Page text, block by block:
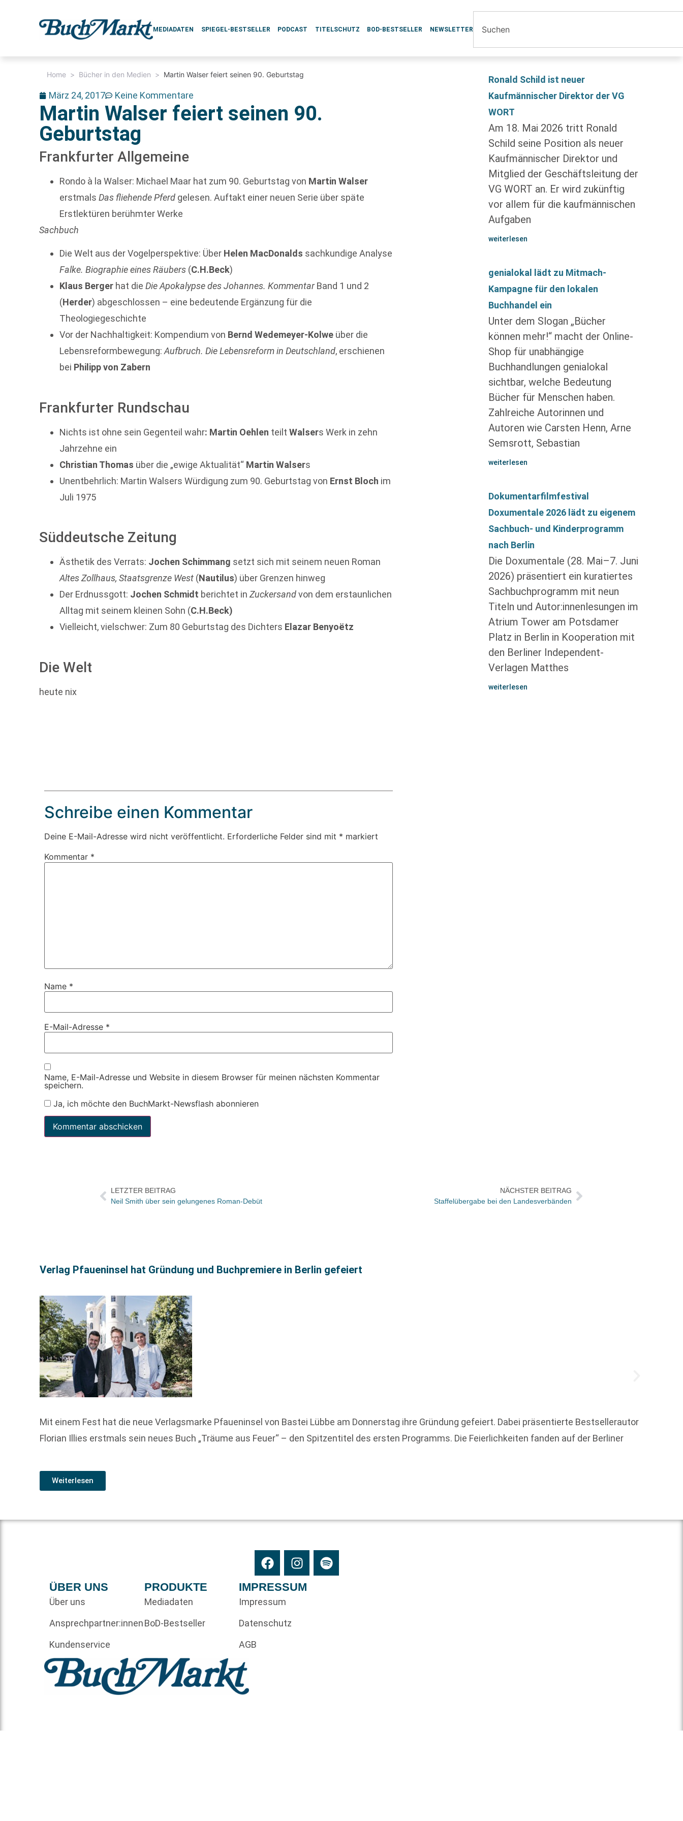
MEDIADATEN SPIEGEL-BESTSELLER PODCAST TITELSCHUTZ BOD-BESTSELLER NEWSLETTER
Home > Bücher in den Medien > Martin Walser feiert seinen 90. Geburtstag
März 24, 2017 Keine Kommentare
Martin Walser feiert seinen 90.
Geburtstag
Frankfurter Allgemeine
Rondo à la Walser: Michael Maar hat zum 90. Geburtstag von Martin Walser
erstmalsDas fliehende Pferd gelesen. Auftakt einer neuen Serie über späte
Erstlektüren berühmter Werke
Sachbuch
Die Welt aus der Vogelperspektive: Über Helen MacDonalds sachkundige Analyse
Falke. Biographie eines Räubers (C.H.Beck)
Klaus Berger hat dieDie Apokalypse des Johannes. KommentarBand 1 und 2
(Herder) abgeschlossen – eine bedeutende Ergänzung für die
Theologiegeschichte
Vor der Nachhaltigkeit: Kompendium von Bernd Wedemeyer-Kolwe über die
Lebensreformbewegung:Aufbruch. Die Lebensreform in Deutschland, erschienen
bei Philipp von Zabern
Frankfurter Rundschau
Nichts ist ohne sein Gegenteil wahr: Martin Oehlen teiltWalsers Werk in zehn
Jahrzehne ein
Christian Thomas über die „ewige Aktualität“ Martin Walsers
Unentbehrlich: Martin Walsers Würdigung zum 90. Geburtstag von Ernst Bloch im
Juli 1975
Süddeutsche Zeitung
Ästhetik des Verrats: Jochen Schimmang setzt sich mit seinem neuen Roman
Altes Zollhaus, Staatsgrenze West (Nautilus) über Grenzen hinweg
Der Erdnussgott: Jochen Schmidt berichtet inZuckersandvon dem erstaunlichen
Alltag mit seinem kleinen Sohn (C.H.Beck)
Vielleicht, vielschwer: Zum 80 Geburtstag des Dichters Elazar Benyoëtz
Die Welt
heute nix
Schreibe einen Kommentar
Deine E-Mail-Adresse wird nicht veröffentlicht. Erforderliche Felder sind mit * markiert
Kommentar *
Name *
E-Mail-Adresse *
Name, E-Mail-Adresse und Website in diesem Browser für meinen nächsten Kommentar
speichern.
Ja, ich möchte den BuchMarkt-Newsflash abonnieren
Ronald Schild ist neuer
Kaufmännischer Direktor der VG
WORT
Am 18. Mai 2026 tritt Ronald
Schild seine Position als neuer
Kaufmännischer Direktor und
Mitglied der Geschäftsleitung der
VG WORT an. Er wird zukünftig
vor allem für die kaufmännischen
Aufgaben
weiterlesen
genialokal lädt zu Mitmach-
Kampagne für den lokalen
Buchhandel ein
Unter dem Slogan „Bücher
können mehr!“ macht der Online-
Shop für unabhängige
Buchhandlungen genialokal
sichtbar, welche Bedeutung
Bücher für Menschen haben.
Zahlreiche Autorinnen und
Autoren wie Carsten Henn, Arne
Semsrott, Sebastian
weiterlesen
Dokumentarfilmfestival
Doxumentale 2026 lädt zu eigenem
Sachbuch- und Kinderprogramm
nach Berlin
Die Doxumentale (28. Mai–7. Juni
2026) präsentiert ein kuratiertes
Sachbuchprogramm mit neun
Titeln und Autor:innenlesungen im
Atrium Tower am Potsdamer
Platz in Berlin in Kooperation mit
den Berliner Independent-
Verlagen Matthes
weiterlesen
LETZTER BEITRAG
Neil Smith über sein gelungenes Roman-Debüt
NÄCHSTER BEITRAG
Staffelübergabe bei den Landesverbänden
Verlag Pfaueninsel hat Gründung und Buchpremiere in Berlin gefeiert
Mit einem Fest hat die neue Verlagsmarke Pfaueninsel von Bastei Lübbe am Donnerstag ihre Gründung gefeiert. Dabei präsentierte Bestsellerautor
Florian Illies erstmals sein neues Buch „Träume aus Feuer“ – den Spitzentitel des ersten Programms. Die Feierlichkeiten fanden auf der Berliner
Weiterlesen
ÜBER UNS
Über uns
Ansprechpartner:innen
Kundenservice
PRODUKTE
Mediadaten
BoD-Bestseller
IMPRESSUM
Impressum
Datenschutz
AGB